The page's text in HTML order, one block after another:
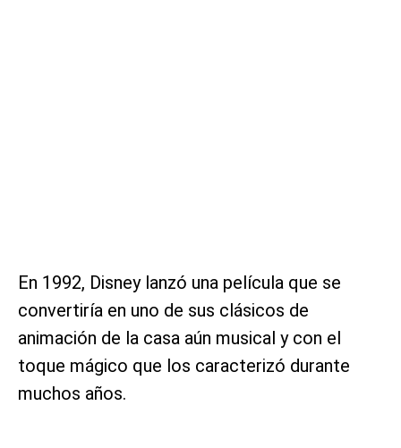
En 1992, Disney lanzó una película que se
convertiría en uno de sus clásicos de
animación de la casa aún musical y con el
toque mágico que los caracterizó durante
muchos años.